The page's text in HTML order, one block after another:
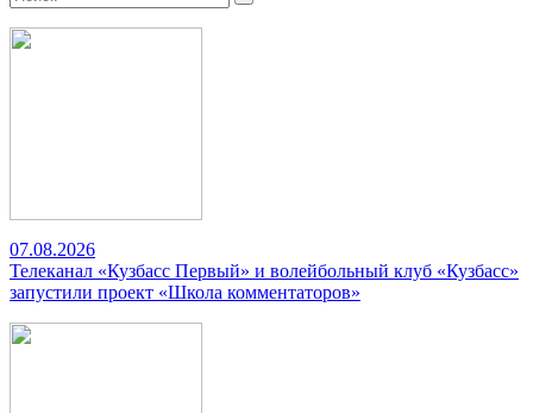
07.08.2026
Телеканал «Кузбасс Первый» и волейбольный клуб «Кузбасс»
запустили проект «Школа комментаторов»